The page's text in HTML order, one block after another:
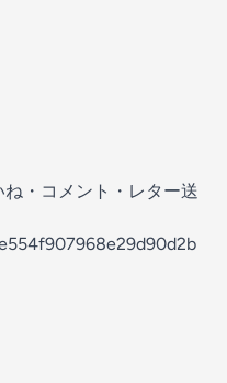
・コメント・レター送